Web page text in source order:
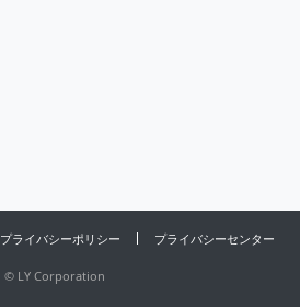
プライバシーポリシー プライバシーセンター
© LY Corporation